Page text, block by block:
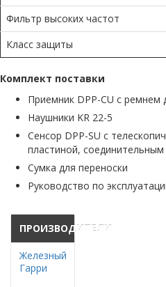
Фильтр высоких частот
Класс защиты
Комплект поставки
Приемник DPP-CU с ремнем
Наушники KR 22-5
Сенсор DPP-SU с
пластиной,
Сумка для переноски
Руководство по
ПРОИЗВОДИТЕЛИ
Железный
Гарри